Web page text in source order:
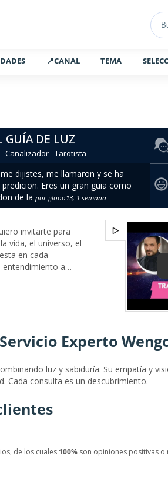
📍CANAL TEMA
GUÍA DE LUZ
Canalizador - Tarotista
dijistes, me llamaron y se ha
Eres un gran guia como
de la por glooo13, 1 semana
invitarte para
vida, el universo, el
en cada
a
tu vida en medio de
sentir ese aire
el ahora, el
, para que
que vinimos a Experto
luz y sabiduría. Su empatía y
Cada consulta es un descubrimiento.
de los cuales 100% son opiniones positivas o